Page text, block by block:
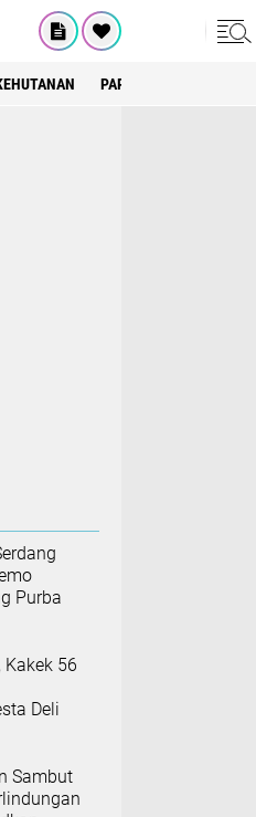
PARIWISATA
Purba
56
Deli
Sambut